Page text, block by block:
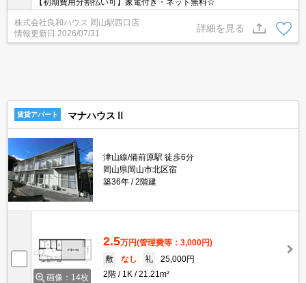
【初期費用分割払い可】家電付き・ネット無料☆
株式会社良和ハウス 岡山駅西口店
情報更新日 2026/07/31
詳細を見る
賃貸アパート マナハウスⅡ
津山線/備前原駅 徒歩6分
岡山県岡山市北区宿
築36年
2階建
画像：14枚
2.5万円(管理費等：3,000円)
敷
なし 礼
25,000円
2階
1K 21.21m²